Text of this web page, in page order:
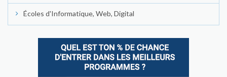
Écoles d'Informatique, Web, Digital